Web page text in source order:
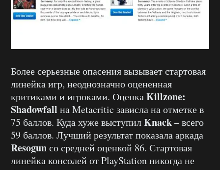
Более серьезные опасения вызывает стартовая
линейка игр, неоднозначно оцененная
критиками и игроками. ОценкаKillzone:
Shadowfall на Metacritic зависла на отметке в
75 баллов. Куда хуже выступилKnack– всего
59 баллов. Лучший результат показала аркада
Resogunсо средней оценкой 86. Стартовая
линейка консолей от PlayStation никогда не